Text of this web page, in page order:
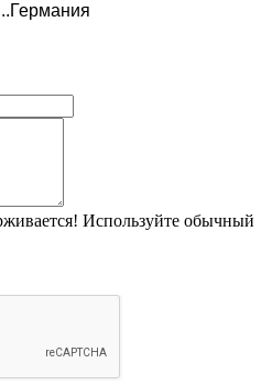
Используйте обычный